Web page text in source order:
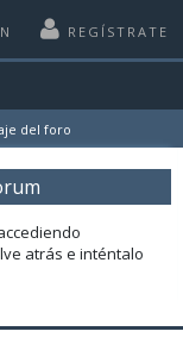
REGÍSTRATE
del foro
atrás e inténtalo